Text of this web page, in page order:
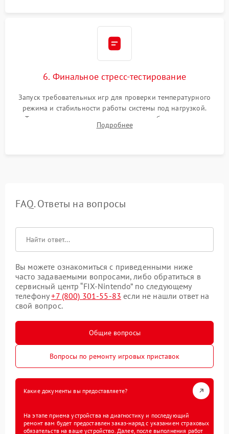
6. Финальное стресс-тестирование
Запуск требовательных игр для проверки температурного
режима и стабильности работы системы под нагрузкой.
Тестирование привода, синхронизации беспроводных
геймпадов, выхода в сеть и выдачи изображения без
Подробнее
FAQ. Ответы на вопросы
Вы можете ознакомиться с приведенными ниже
часто задаваемыми вопросами, либо обратиться в
сервисный центр “FIX-Nintendo” по следующему
телефону+7 (800) 301-55-83 если не нашли ответ на
свой вопрос.
Общие вопросы
Вопросы по ремонту игровых приставок
Какие документы вы предоставляете?
На этапе приема устройства на диагностику и последующий
ремонт вам будет предоставлен заказ-наряд с указанием страховых
обязательств на ваше устройство. Далее, после выполнения работ